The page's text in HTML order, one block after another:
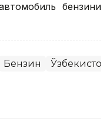
бензини
Бензин Ўзбекистон